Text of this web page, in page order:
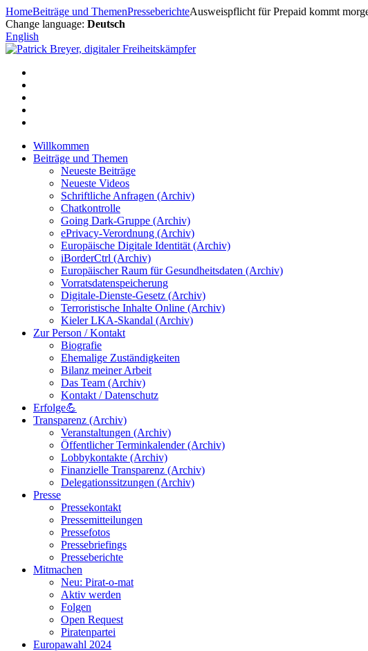
Zum
Inhalt
springen
HomeBeiträge und ThemenPresseberichteAusweispflicht für Prepaid kommt
Change language: Deutsch
English
Willkommen
Beiträge und Themen
Neueste Beiträge
Neueste Videos
Schriftliche Anfragen (Archiv)
Chatkontrolle
Going Dark-Gruppe (Archiv)
ePrivacy-Verordnung (Archiv)
Europäische Digitale Identität (Archiv)
iBorderCtrl (Archiv)
Europäischer Raum für Gesundheitsdaten (Archiv)
Vorratsdatenspeicherung
Digitale-Dienste-Gesetz (Archiv)
Terroristische Inhalte Online (Archiv)
Kieler LKA-Skandal (Archiv)
Zur Person / Kontakt
Biografie
Ehemalige Zuständigkeiten
Bilanz meiner Arbeit
Das Team (Archiv)
Kontakt / Datenschutz
Erfolge💪
Transparenz (Archiv)
Veranstaltungen (Archiv)
Öffentlicher Terminkalender (Archiv)
Lobbykontakte (Archiv)
Finanzielle Transparenz (Archiv)
Delegationssitzungen (Archiv)
Presse
Pressekontakt
Pressemitteilungen
Pressefotos
Pressebriefings
Presseberichte
Mitmachen
Neu: Pirat-o-mat
Aktiv werden
Folgen
Open Request
Piratenpartei
Europawahl 2024